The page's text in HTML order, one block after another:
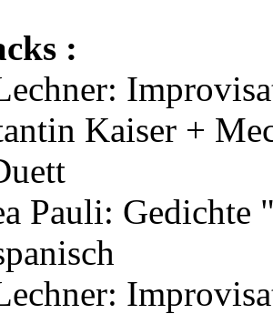
:
Kaiser +
Pauli: Gedichte